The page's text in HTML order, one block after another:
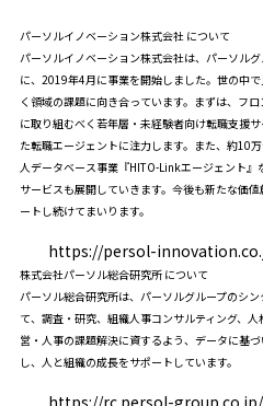
パーソルイノベーション株式会社 について
パーソルイノベーション株式会社は、パーソル
に、2019年4月に事業を開始しました。世の中
く領域の課題に向き合っています。まずは、フ
に取り組むべく若年層・未経験者向け転職支援
た転職エージェントに注力します。また、約10
人データベース事業『HITO-Linkエージェント
サービスも展開していきます。今後も新たな価
ートし続けてまいります。
https://persol-
株式会社パーソル総合研究所 について
パーソル総合研究所は、パーソルグループのシ
て、調査・研究、組織人事コンサルティング、
営・人事の課題解決に資するよう、データに基
し、人と組織の成長をサポートしています。